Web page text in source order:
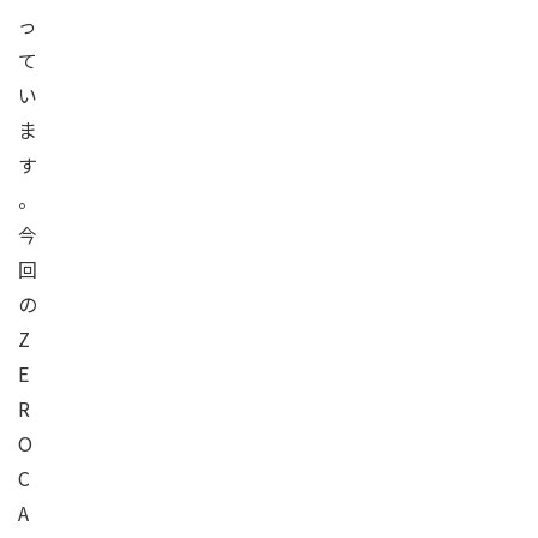
っ
て
い
ま
す
。
今
回
の
Z
E
R
O
C
A